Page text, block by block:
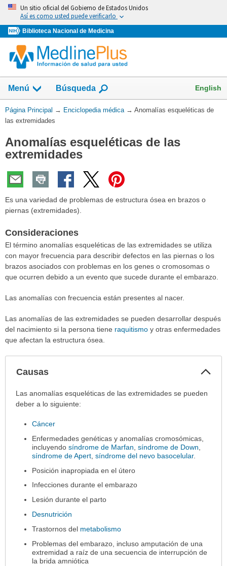
Omita
vaya
al
Contenido
Un sitio oficial del Gobierno de Estados Unidos
Así es como usted puede verificarlo
Biblioteca Nacional de Medicina
Menú Búsqueda English
Usted
está
Página Principal → Enciclopedia médica → Anomalías esqueléticas de
las extremidades
Anomalías esqueléticas de las
extremidades
Es una variedad de problemas de estructura ósea en brazos o
piernas (extremidades).
Consideraciones
El término anomalías esqueléticas de las extremidades se utiliza
con mayor frecuencia para describir defectos en las piernas o los
brazos asociados con problemas en los genes o cromosomas o
que ocurren debido a un evento que sucede durante el embarazo.
Las anomalías con frecuencia están presentes al nacer.
Las anomalías de las extremidades se pueden desarrollar después
del nacimiento si la persona tiene raquitismo y otras enfermedades
que afectan la estructura ósea.
Causas
Causas
extendido.
Las anomalías esqueléticas de las extremidades se pueden
deber a lo siguiente:
Cáncer
Enfermedades genéticas y anomalías cromosómicas,
incluyendosíndrome de Marfan ,síndrome de Down
síndrome de Apert ,síndrome del nevo basocelular.
Posición inapropiada en el útero
Infecciones durante el embarazo
Lesión durante el parto
Desnutrición
Trastornos del metabolismo
Problemas del embarazo, incluso amputación de una
extremidad a raíz de una secuencia de interrupción de
la brida amniótica